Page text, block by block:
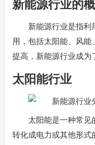
新能源行业的
新能源行业是指利
用，包括太阳能、风
提高，新能源行业成为
太阳能行业
太阳能是一种常见
转化成电力或其他形式